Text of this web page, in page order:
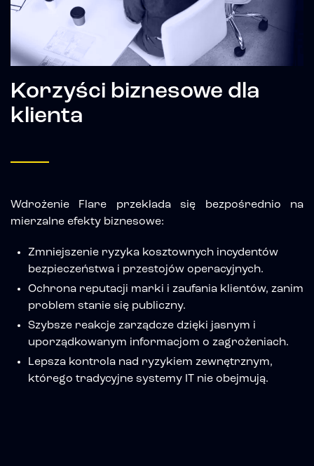
Korzyści biznesowe dla
klienta
Wdrożenie Flare przekłada się bezpośrednio na
mierzalne efekty biznesowe:
Zmniejszenie ryzyka kosztownych incydentów
bezpieczeństwa i przestojów operacyjnych.
Ochrona reputacji marki i zaufania klientów, zanim
problem stanie się publiczny.
Szybsze reakcje zarządcze dzięki jasnym i
uporządkowanym informacjom o zagrożeniach.
Lepsza kontrola nad ryzykiem zewnętrznym,
którego tradycyjne systemy IT nie obejmują.